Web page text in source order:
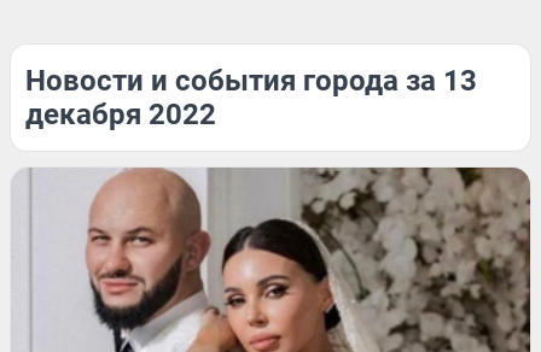
Новости и события города за 13
декабря 2022